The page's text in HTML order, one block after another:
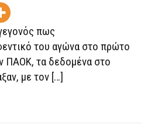
ΤΟΝ
ΟΛΥΜΠΙΑΚΌ
πως
του αγώνα στο πρώτο
ΠΑΟΚ, τα δεδομένα στο
με τον […]